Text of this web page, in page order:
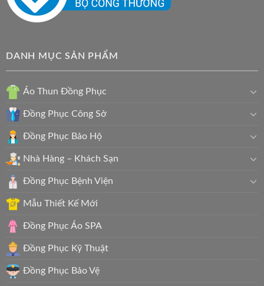
DANH MỤC SẢN PHẨM
Áo Thun Đồng Phục
Đồng Phục Công Sở
Đồng Phục Bảo Hộ
Nhà Hàng – Khách Sạn
Đồng Phục Bệnh Viện
Mẫu Thiết Kế Mới
Đồng Phục Áo SPA
Đồng Phục Kỹ Thuật
Đồng Phục Bảo Vệ